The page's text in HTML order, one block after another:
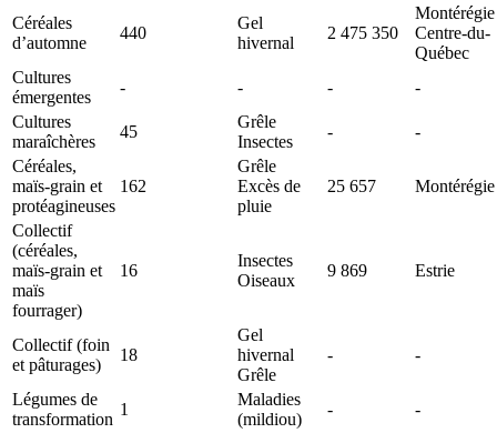
Céréales
d’automne
440
Gel
hivernal
2 475 350
Montérégie
Centre-du-
Québec
Cultures
émergentes
- - -
-
Cultures
maraîchères
45
Grêle
Insectes
-
-
Céréales,
maïs-grain et
protéagineuses
162
Grêle
Excès de
pluie
25 657 Montérégie
Collectif
(céréales,
maïs-grain et
maïs
fourrager)
16
Insectes
Oiseaux
9 869 Estrie
Collectif (foin
et pâturages)
18
Gel
hivernal
Grêle
- -
Légumes de
transformation
1
Maladies
(mildiou)
- -